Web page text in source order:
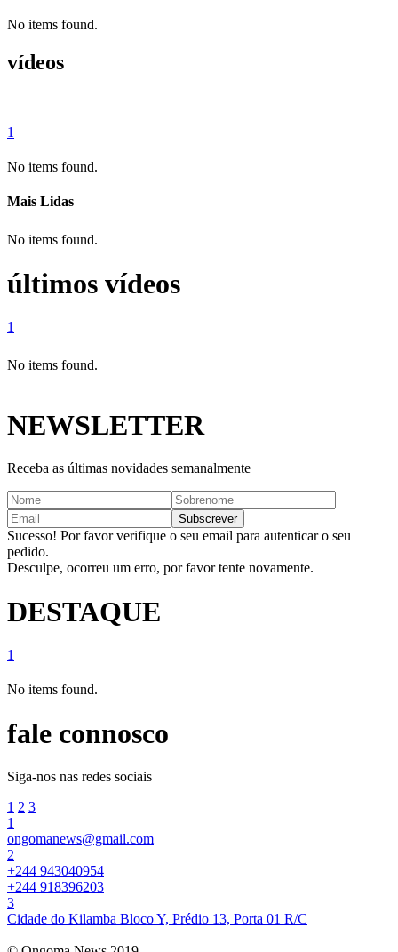
No items found.
vídeos
1
No items found.
Mais Lidas
No items found.
últimos vídeos
1
No items found.
NEWSLETTER
Receba as últimas novidades semanalmente
Sucesso! Por favor verifique o seu email para autenticar o seu
pedido.
Desculpe, ocorreu um erro, por favor tente novamente.
DESTAQUE
1
No items found.
fale connosco
Siga-nos nas redes sociais
1 2 3
1
ongomanews@gmail.com
2
+244 943040954
+244 918396203
3
Cidade do Kilamba Bloco Y, Prédio 13, Porta 01 R/C